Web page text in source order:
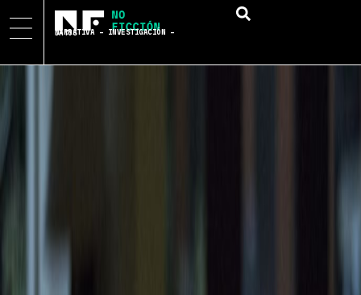
NARRATIVA – INVESTIGACIÓN – DATOS